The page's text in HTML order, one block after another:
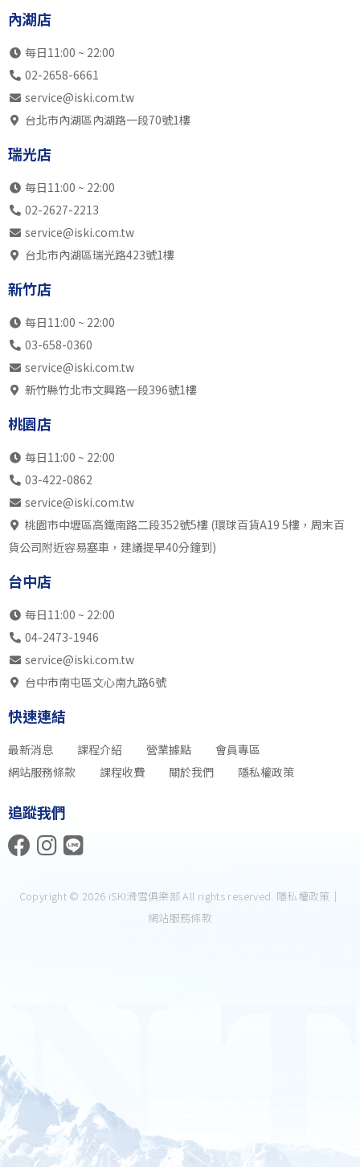
內湖店
每日11:00 ~ 22:00
02-2658-6661
service@iski.com.tw
台北市內湖區內湖路一段70號1樓
瑞光店
每日11:00 ~ 22:00
02-2627-2213
service@iski.com.tw
台北市內湖區瑞光路423號1樓
新竹店
每日11:00 ~ 22:00
03-658-0360
service@iski.com.tw
新竹縣竹北市文興路一段396號1樓
桃園店
每日11:00 ~ 22:00
03-422-0862
service@iski.com.tw
桃園市中壢區高鐵南路二段352號5樓 (環球百貨A19 5樓，周末百
貨公司附近容易塞車，建議提早40分鐘到)
台中店
每日11:00 ~ 22:00
04-2473-1946
service@iski.com.tw
台中市南屯區文心南九路6號
快速連結
最新消息 課程介紹 營業據點
會員專區
網站服務條款
課程收費 關於我們 隱私權政策
追蹤我們
Copyright © 2026 iSKI滑雪俱樂部 All rights reserved. 隱私權政策 ｜
網站服務條款